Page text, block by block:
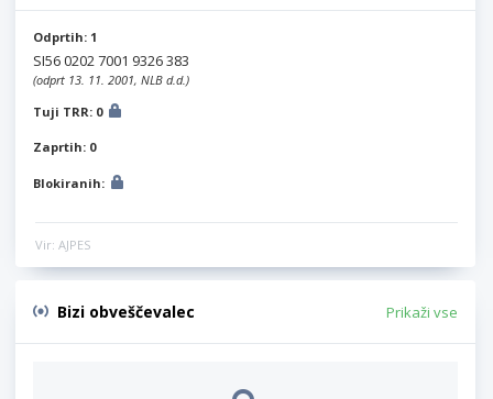
Odprtih: 1
SI56 0202 7001 9326 383
(odprt 13. 11. 2001, NLB d.d.)
Tuji TRR: 0
Zaprtih: 0
Blokiranih:
Vir: AJPES
Bizi obveščevalec Prikaži vse